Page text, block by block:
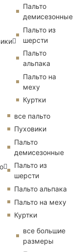
Пальто
демисезонные
Пальто из
шерсти
Пальто
альпака
Пальто на
меху
Куртки
все пальто
Пуховики
Пальто
демисезонные
Пальто из
шерсти
Пальто альпака
Пальто на меху
Куртки
все большие
размеры